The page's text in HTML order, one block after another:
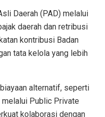
Daerah (PAD) melalui
daerah dan retribusi
kontribusi Badan
tata kelola yang lebih
alternatif, seperti
melalui Public Private
kolaborasi dengan